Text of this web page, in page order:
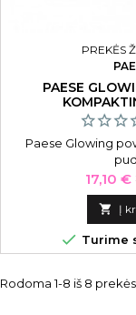
PREKĖS
PAESE
Paese Glowing
Kaina
17,10 €
 Į
 Turime
Rodoma 1-8 iš 8